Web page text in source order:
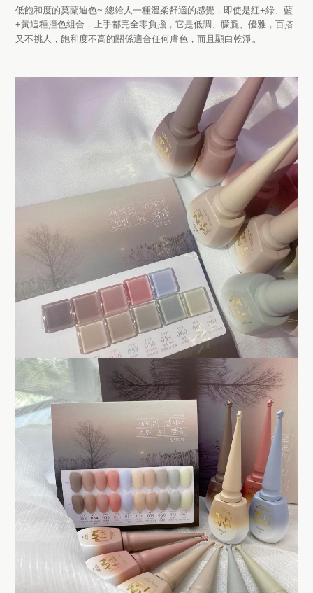
低飽和度的莫蘭迪色~ 總給人一種溫柔舒適的感覺，即使是紅+綠、藍
+黃這種撞色組合，上手都完全零負擔，它是低調、朦朧、優雅，百搭
又不挑人，飽和度不高的關係適合任何膚色，而且顯白乾淨。